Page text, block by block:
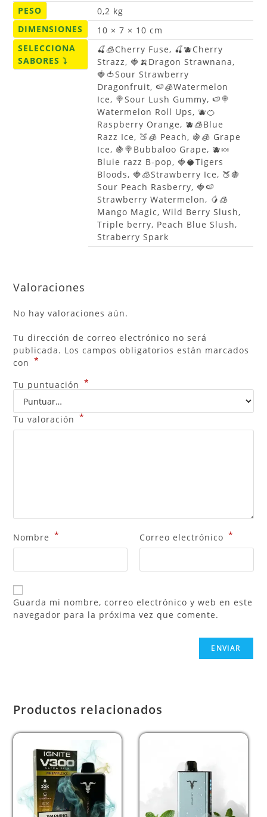
PESO
0,2 kg
DIMENSIONES
10 × 7 × 10 cm
SELECCIONA
SABORES ⤵
🍒🧊Cherry Fuse, 🍒🫐Cherry
Strazz, 🍓🍌Dragon Strawnana,
🍓🍅Sour Strawberry
Dragonfruit, 🍉🧊Watermelon
Ice, 🍭Sour Lush Gummy, 🍉🍭
Watermelon Roll Ups, 🫐🍊
Raspberry Orange, 🫐🧊Blue
Razz Ice, 🍑🧊 Peach, 🍇🧊 Grape
Ice, 🍇🍭Bubbaloo Grape, 🫐🍬
Bluie razz B-pop, 🍓🥥Tigers
Bloods, 🍓🧊Strawberry Ice, 🍑🍇
Sour Peach Rasberry, 🍓🍉
Strawberry Watermelon, 🥭🧊
Mango Magic, Wild Berry Slush,
Triple berry, Peach Blue Slush,
Straberry Spark
Valoraciones
No hay valoraciones aún.
Tu dirección de correo electrónico no será
publicada. Los campos obligatorios están marcados
con *
Tu puntuación *
Tu valoración *
Nombre * Correo electrónico *
Guarda mi nombre, correo electrónico y web en este
navegador para la próxima vez que comente.
Productos relacionados